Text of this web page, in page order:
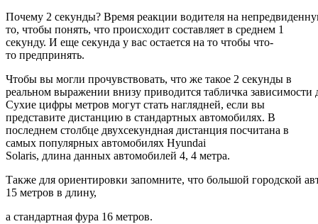
Почему 2 секунды? Время реакции водителя на
то, чтобы понять, что происходит составляет в среднем 1
секунду. И еще секунда у вас остается на то чтобы что-
то предпринять.
Чтобы вы могли прочувствовать, что же такое 2 секунды в
реальном выражении внизу приводится табличка зависимости
Сухие цифры метров могут стать наглядней, если вы
представите дистанцию в стандартных автомобилях. В
последнем столбце двухсекундная дистанция посчитана в
самых популярных автомобилях Hyundai
Solaris, длина данных автомобилей 4, 4 метра.
Также для ориентировки запомните, что большой городской
15 метров в длину,
а стандартная фура 16 метров.